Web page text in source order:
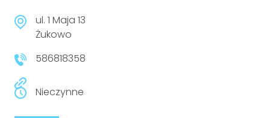
ul. 1 Maja 13
Żukowo
586818358
Nieczynne